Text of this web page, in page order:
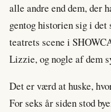
alle andre end dem, der
gentog historien sig i
teatrets scene i
Lizzie, og nogle af dem
Det er værd at huske,
For seks år siden stod